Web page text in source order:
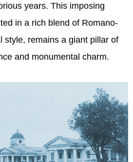
years. This imposing
in a rich blend of Romano­
style, remains a giant pillar of
and monumental charm.